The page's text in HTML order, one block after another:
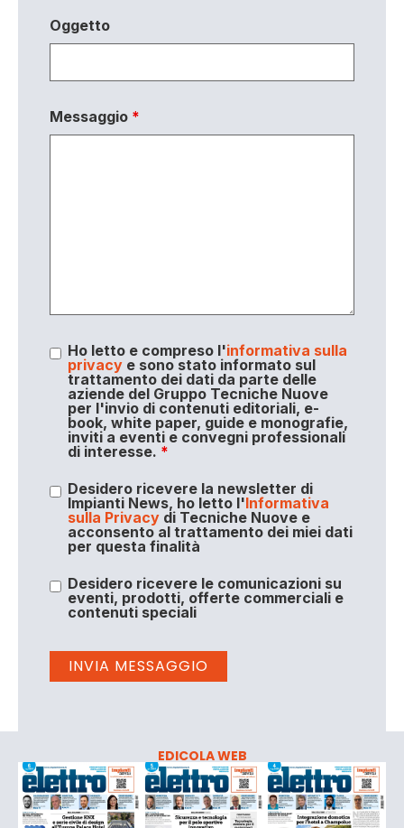
Oggetto
Messaggio *
Ho letto e compreso l'informativa sulla
privacye sono stato informato sul
trattamento dei dati da parte delle
aziende del Gruppo Tecniche Nuove
per l'invio di contenuti editoriali, e-
book, white paper, guide e monografie,
inviti a eventi e convegni professionali
di interesse. *
Desidero ricevere la newsletter di
Impianti News, ho letto l'Informativa
sulla Privacydi Tecniche Nuove e
acconsento al trattamento dei miei dati
per questa finalità
Desidero ricevere le comunicazioni su
eventi, prodotti, offerte commerciali e
contenuti speciali
EDICOLA WEB